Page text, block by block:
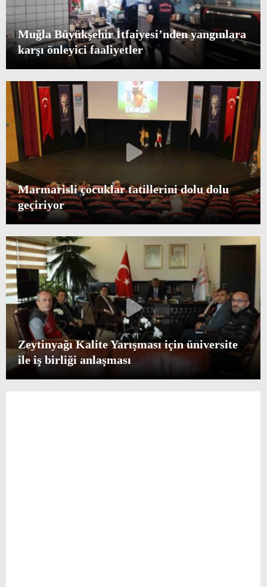
Muğla Büyükşehir İtfaiyesi’nden yangınlara
karşı önleyici faaliyetler
Marmarisli çocuklar tatillerini dolu dolu
geçiriyor
Zeytinyağı Kalite Yarışması için üniversite
ile iş birliği anlaşması